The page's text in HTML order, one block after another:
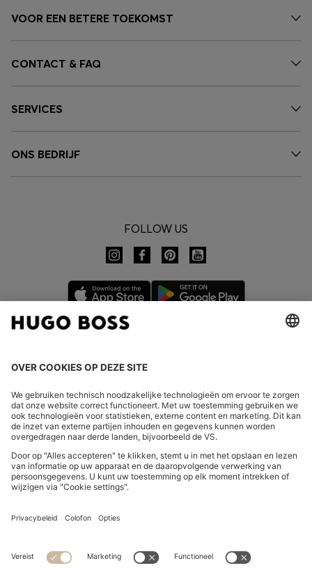
VOOR EEN BETERE TOEKOMST
CONTACT & FAQ
SERVICES
ONS BEDRIJF
FOLLOW US
LAND WIJZIGEN:
Herroeping indienen FAQs Bedrijfsgegevens
Privacyverklaring Online StoreVerklaring over de toegankelijkheid
Privacyverklaring HUGO BOSS EXPERIENCE
Privacyverklaring HUGO BOSS Newsletter